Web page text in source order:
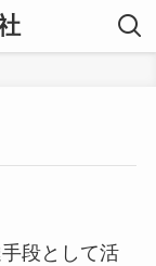
段として活